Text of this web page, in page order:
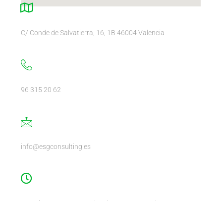
C/ Conde de Salvatierra, 16, 1B 46004 Valencia
96 315 20 62
info@esgconsulting.es